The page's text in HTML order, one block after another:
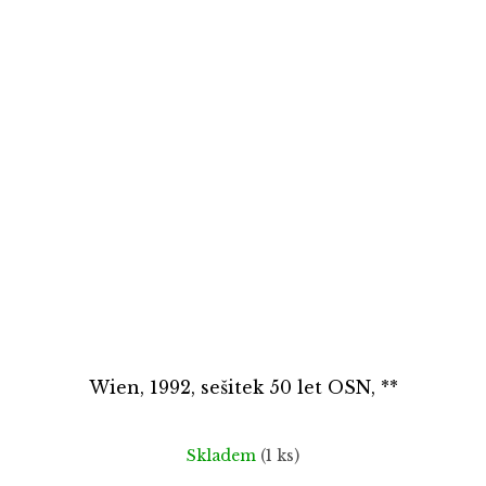
Wien, 1992, sešitek 50 let OSN, **
Skladem (1 ks)